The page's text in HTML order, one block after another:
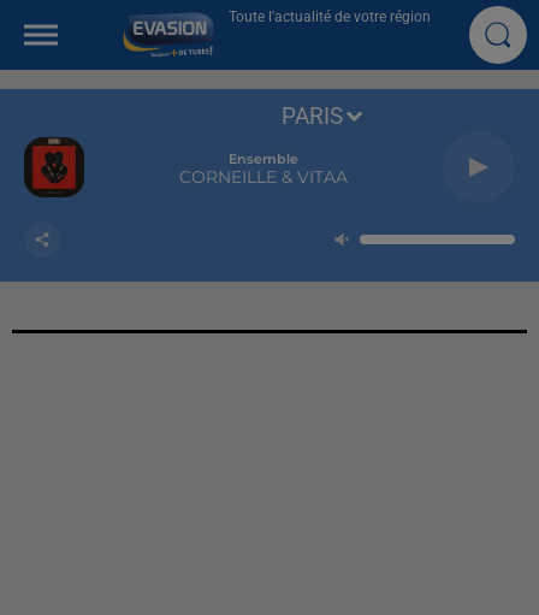
Toute l'actualité de votre région
Ensemble
CORNEILLE & VITAA
PARIS